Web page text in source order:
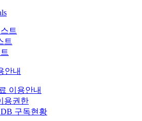
트
트
안내
이용안내
용권한
구독현황